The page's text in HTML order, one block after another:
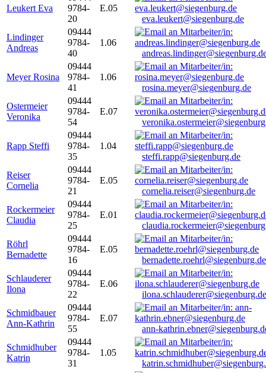
Leukert Eva
9784-
20
E.05
eva.leukert@siegenburg.de
Lindinger
Andreas
09444
9784-
40
1.06
Meyer Rosina
09444
9784-
41
1.06
rosina.meyer@siegenburg.de
Ostermeier
Veronika
09444
9784-
54
E.07
Rapp Steffi
09444
9784-
35
1.04
steffi.rapp@siegenburg.de
Reiser
Cornelia
09444
9784-
21
E.05
cornelia.reiser@siegenburg.de
Rockermeier
Claudia
09444
9784-
25
E.01
Röhrl
Bernadette
09444
9784-
16
E.05
bernadette.roehrl@siegenburg.de
Schlauderer
Ilona
09444
9784-
22
E.06
ilona.schlauderer@siegenburg.de
Schmidbauer
Ann-Kathrin
09444
9784-
55
E.07
ann-
Schmidhuber
Katrin
09444
9784-
31
1.05